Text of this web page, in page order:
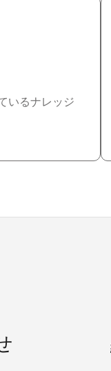
いるナレッジ